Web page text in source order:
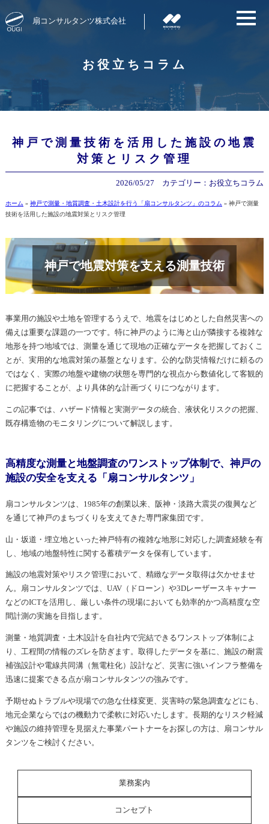
扇コンサルタンツ株式会社
お役立ちコラム
神戸で測量技術を活用した施設の地震
対策とリスク管理
2026/05/27 カテゴリー： お役立ちコラム
ホーム » 神戸で測量・地質調査・土木設計を行う「扇コンサルタンツ」のコラム » 神戸で測量
技術を活用した施設の地震対策とリスク管理
神戸で地震対策を支える測量技術
事業用の施設や土地を管理するうえで、地震をはじめとした自然災害への
備えは重要な課題の一つです。特に神戸のように海と山が隣接する複雑な
地形を持つ地域では、測量を通じて現地の正確なデータを把握しておくこ
とが、実用的な地震対策の基盤となります。公的な防災情報だけに頼るの
ではなく、実際の地盤や建物の状態を専門的な視点から数値化して客観的
に把握することが、より具体的な計画づくりにつながります。
この記事では、ハザード情報と実測データの統合、液状化リスクの把握、
既存構造物のモニタリングについて解説します。
高精度な測量と地盤調査のワンストップ体制で、神戸の
施設の安全を支える「扇コンサルタンツ」
扇コンサルタンツは、1985年の創業以来、阪神・淡路大震災の復興など
を通じて神戸のまちづくりを支えてきた専門家集団です。
山・坂道・埋立地といった神戸特有の複雑な地形に対応した調査経験を有
し、地域の地盤特性に関する蓄積データを保有しています。
施設の地震対策やリスク管理において、精緻なデータ取得は欠かせませ
ん。扇コンサルタンツでは、UAV（ドローン）や3Dレーザースキャナー
などのICTを活用し、厳しい条件の現場においても効率的かつ高精度な空
間計測の実施を目指します。
測量・地質調査・土木設計を自社内で完結できるワンストップ体制によ
り、工程間の情報のズレを防ぎます。取得したデータを基に、施設の耐震
補強設計や電線共同溝（無電柱化）設計など、災害に強いインフラ整備を
迅速に提案できる点が扇コンサルタンツの強みです。
予期せぬトラブルや現場での急な仕様変更、災害時の緊急調査などにも、
地元企業ならではの機動力で柔軟に対応いたします。長期的なリスク軽減
や施設の維持管理を見据えた事業パートナーをお探しの方は、扇コンサル
タンツをご検討ください。
業務案内
コンセプト